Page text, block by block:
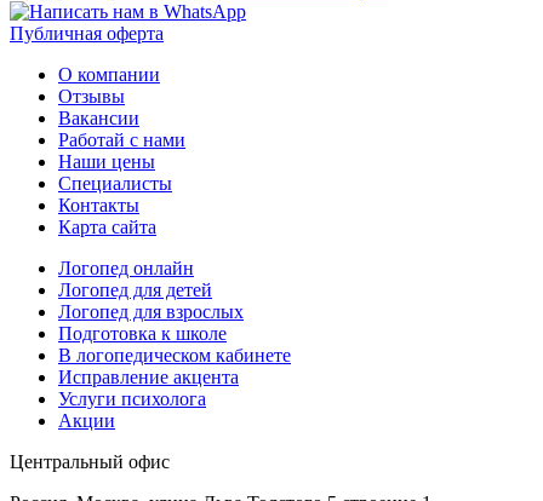
Публичная оферта
О компании
Отзывы
Вакансии
Работай с нами
Наши цены
Специалисты
Контакты
Карта сайта
Логопед онлайн
Логопед для детей
Логопед для взрослых
Подготовка к школе
В логопедическом кабинете
Исправление акцента
Услуги психолога
Акции
Центральный офис